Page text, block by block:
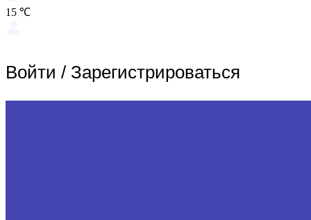
15 ℃
Войти / Зарегистрироваться